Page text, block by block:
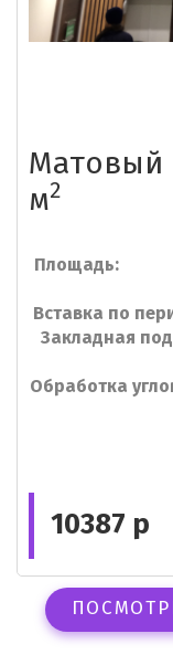
Матовый
м2
Вставка
Закладная
10387 р